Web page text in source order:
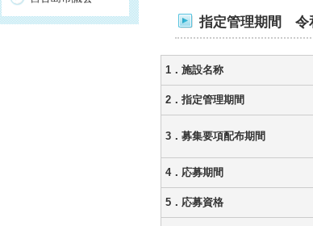
指定管理期間 令
1．施設名称
2．指定管理期間
3．募集要項配布期間
4．応募期間
5．応募資格